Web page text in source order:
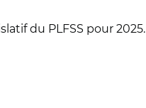
du PLFSS pour 2025.